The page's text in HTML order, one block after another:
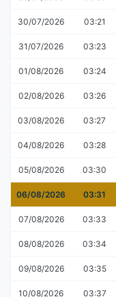
30/07/2026 03:21
31/07/2026 03:23
01/08/2026 03:24
02/08/2026 03:26
03/08/2026 03:27
04/08/2026 03:28
05/08/2026 03:30
06/08/2026 03:31
07/08/2026 03:33
08/08/2026 03:34
09/08/2026 03:35
10/08/2026 03:37